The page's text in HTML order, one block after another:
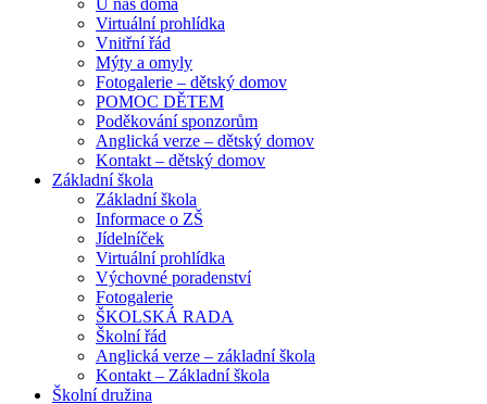
U nás doma
Virtuální prohlídka
Vnitřní řád
Mýty a omyly
Fotogalerie – dětský domov
POMOC DĚTEM
Poděkování sponzorům
Anglická verze – dětský domov
Kontakt – dětský domov
Základní škola
Základní škola
Informace o ZŠ
Jídelníček
Virtuální prohlídka
Výchovné poradenství
Fotogalerie
ŠKOLSKÁ RADA
Školní řád
Anglická verze – základní škola
Kontakt – Základní škola
Školní družina